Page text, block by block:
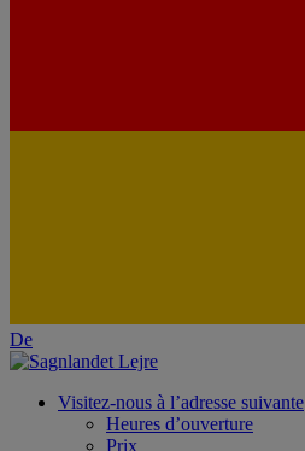
De
Visitez-nous à l’adresse suivante
Heures d’ouverture
Prix